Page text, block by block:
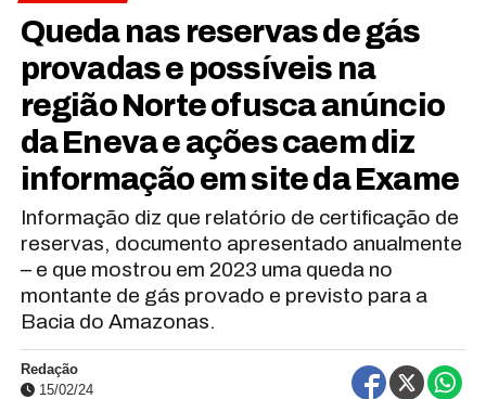
Queda nas reservas de gás
provadas e possíveis na
região Norte ofusca anúncio
da Eneva e ações caem diz
informação em site da Exame
Informação diz que relatório de certificação de
reservas, documento apresentado anualmente
– e que mostrou em 2023 uma queda no
montante de gás provado e previsto para a
Bacia do Amazonas.
Redação
15/02/24